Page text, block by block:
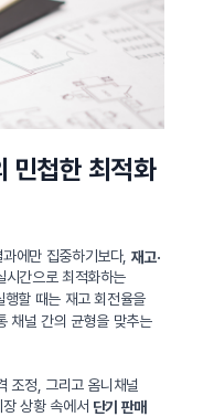
민첩한 최적화
에만 집중하기보다, 재고·
시간으로 최적화하는
행할 때는 재고 회전율을
채널 간의 균형을 맞추는
조정, 그리고 옴니채널
상황 속에서 단기 판매